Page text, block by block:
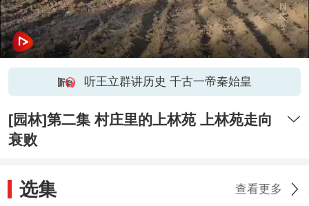
听王立群讲历史 千古一帝秦始皇
[园林]第二集 村庄里的上林苑 上林苑走向
衰败
选集 查看更多